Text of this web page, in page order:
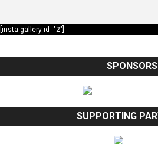
[insta-gallery id="2"]
SPONSORS
SUPPORTING